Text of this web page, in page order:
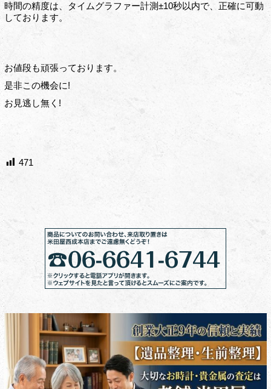
時間の精度は、タイムグラファー計測±10秒以内で、正確に可動
しております。
お値段も頑張っております。
是非この機会に!
お見逃し無く!
471